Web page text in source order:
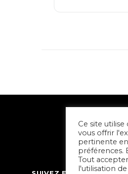
Ce site
vous offrir
pertinente
préférences.
Tout
l'utilisation